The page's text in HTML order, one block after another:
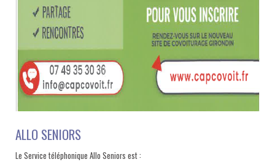
ALLO SENIORS
Le Service téléphonique Allo Seniors est :